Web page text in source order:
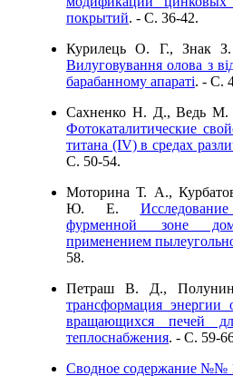
покрытий. - C. 36-42.
Курилець О. Г., Знак
Вилуговування олова з
барабанному апараті. - C.
Сахненко Н. Д., Ведь
Фотокаталитические
титана (IV) в средах
C. 50-54.
Моторина Т. А.,
Ю. Е.
фурменной зоне
применением
58.
Петраш В. Д.,
трансформация энергии
вращающихся печей
теплоснабжения. - C. 59-
Сводное содержание №№